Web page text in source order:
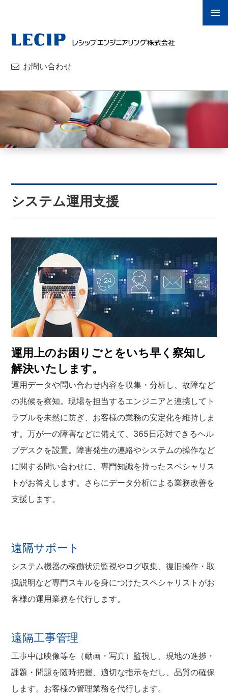
お問い合わせ
システム運用支援
運用上のお困りごとをいち早く察知し
解決いたします。
運用データや問い合わせ内容を収集・分析し、故障など
の兆候を察知。現場を担当するエンジニアと連携してト
ラブルを未然に防ぎ、お客様の業務の安定化を維持しま
す。万が一の障害などに備えて、365日応対できるヘル
プデスクを設置。障害発生の連絡やシステムの操作など
に関する問い合わせに、専門知識を持ったスペシャリス
トがお答えします。さらにデータ分析による業務改善を
支援します。
遠隔サポート
システム機器の稼働状況監視やログ収集、復旧操作・取
扱説明など専門スキルを身につけたスペシャリストがお
客様の運用業務を代行します。
遠隔工事管理
工事中は映像等を（動画・写真）監視し、現地の進捗・
課題・問題を随時把握、適切な指示をだし、品質の確保
します。お客様の管理業務を代行します。